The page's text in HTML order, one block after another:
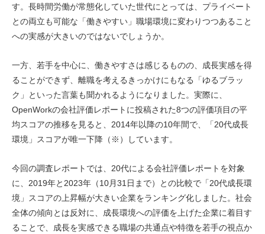
す。長時間労働が常態化していた世代にとっては、プライベート
との両立も可能な「働きやすい」職場環境に変わりつつあること
への実感が大きいのではないでしょうか。
一方、若手を中心に、働きやすさは感じるものの、成長実感を得
ることができず、離職を考えるきっかけにもなる「ゆるブラッ
ク」といった言葉も聞かれるようになりました。実際に、
OpenWorkの会社評価レポートに投稿された8つの評価項目の平
均スコアの推移を見ると、2014年以降の10年間で、「20代成長
環境」スコアが唯一下降（※）しています。
今回の調査レポートでは、20代による会社評価レポートを対象
に、2019年と2023年（10月31日まで）との比較で「20代成長環
境」スコアの上昇幅が大きい企業をランキング化しました。社会
全体の傾向とは反対に、成長環境への評価を上げた企業に着目す
ることで、成長を実感できる職場の共通点や特徴を若手の視点か